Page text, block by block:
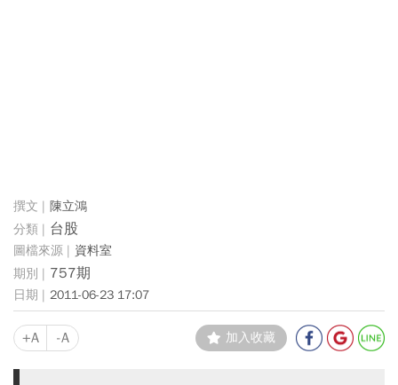
陳立鴻
台股
資料室
757期
2011-06-23 17:07
+A -A 加入收藏